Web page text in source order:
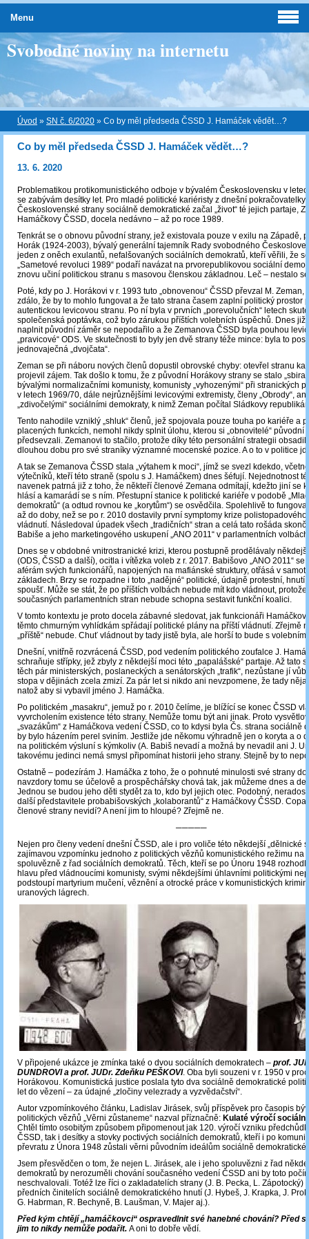
Svobodné noviny na internetu
Úvod » SN č. 6/2020 » Co by měl předseda ČSSD J. Hamáček vědět…?
Co by měl předseda ČSSD J. Hamáček vědět…?
13. 6. 2020
Problematikou protikomunistického odboje v bývalém Československu v
se zabývám desítky let. Pro mladé politické kariéristy z dnešní pokračovatelky
Československé strany sociálně demokratické začal „život“ té jejich partaje,
Hamáčkovy ČSSD, docela nedávno – až po roce 1989.
Tenkrát se o obnovu původní strany, jež existovala pouze v exilu na Západě,
Horák (1924-2003), bývalý generální tajemník Rady svobodného
jeden z oněch exulantů, nefalšovaných sociálních demokratů, kteří věřili, že
„Sametové revoluci 1989“ podaří navázat na prvorepublikovou sociální
znovu učiní politickou stranu s masovou členskou základnou. Leč – nestalo
Poté, kdy po J. Horákovi v r. 1993 tuto „obnovenou“ ČSSD převzal M. Zeman,
zdálo, že by to mohlo fungovat a že tato strana časem zaplní politický prostor
autentickou levicovou stranu. Po ní byla v prvních „porevolučních“ letech
společenská poptávka, což bylo zárukou příštích volebních úspěchů. Dnes již
naplnit původní záměr se nepodařilo a že Zemanova ČSSD byla pouhou
„pravicové“ ODS. Ve skutečnosti to byly jen dvě strany téže mince: byla to
jednovaječná „dvojčata“.
Zeman se při náboru nových členů dopustil obrovské chyby: otevřel stranu
projevil zájem. Tak došlo k tomu, že z původní Horákovy strany se stalo
bývalými normalizačními komunisty, komunisty „vyhozenými“ při stranických
v letech 1969/70, dále nejrůznějšími levicovými extremisty, členy „Obrody“,
„zdivočelými“ sociálními demokraty, k nimž Zeman počítal Sládkovy
Tento nahodile vzniklý „shluk“ členů, jež spojovala pouze touha po kariéře a
placených funkcích, nemohl nikdy splnit úlohu, kterou si „obnovitelé“ původní
předsevzali. Zemanovi to stačilo, protože díky této personální strategii obsadil
dlouhou dobu pro své straníky významné mocenské pozice. A o to v politice
A tak se Zemanova ČSSD stala „výtahem k moci“, jímž se svezl kdekdo,
výtečníků, kteří této straně (spolu s J. Hamáčkem) dnes šéfují. Nejednotnost
navenek patrná již z toho, že někteří členové Zemana odmítají, kdežto jiní se
hlásí a kamarádí se s ním. Přestupní stanice k politické kariéře v podobě
demokratů“ (a odtud rovnou ke „korytům“) se osvědčila. Spolehlivě to
až do doby, než se po r. 2010 dostavily první symptomy krize polistopadového
vládnutí. Následoval úpadek všech „tradičních“ stran a celá tato rošáda
Babiše a jeho marketingového uskupení „ANO 2011“ v parlamentních
Dnes se v obdobné vnitrostranické krizi, kterou postupně prodělávaly
(ODS, ČSSD a další), ocitla i vítězka voleb z r. 2017. Babišovo „ANO 2011“ se
aférám svých funkcionářů, napojených na mafiánské struktury, otřásá v
základech. Brzy se rozpadne i toto „nadějné“ politické, údajně protestní,
spoušť. Může se stát, že po příštích volbách nebude mít kdo vládnout,
současných parlamentních stran nebude schopna sestavit funkční koalici.
V tomto kontextu je proto docela zábavné sledovat, jak funkcionáři
těmto chmurným vyhlídkám spřádají politické plány na příští vládnutí. Zřejmě
„příště“ nebude. Chuť vládnout by tady jistě byla, ale horší to bude s
Dnešní, vnitřně rozvrácená ČSSD, pod vedením politického zoufalce J.
schraňuje střípky, jež zbyly z někdejší moci této „papalášské“ partaje. Až tato
těch pár ministerských, poslaneckých a senátorských „trafik“, nezůstane jí
stopa v dějinách zcela zmizí. Za pár let si nikdo ani nevzpomene, že tady
natož aby si vybavil jméno J. Hamáčka.
Po politickém „masakru“, jemuž po r. 2010 čelíme, je blížící se konec ČSSD
vyvrcholením existence této strany. Nemůže tomu být ani jinak. Proto
„svazákům“ z Hamáčkova vedení ČSSD, co to kdysi byla Čs. strana sociálně
by bylo házením perel sviním. Jestliže jde někomu výhradně jen o koryta a o
na politickém výsluní s kýmkoliv (A. Babiš nevadí a možná by nevadil ani J.
takovému jedinci nemá smysl připomínat historii jeho strany. Stejně by to
Ostatně – podezírám J. Hamáčka z toho, že o pohnuté minulosti své strany
navzdory tomu se účelově a prospěchářsky chová tak, jak můžeme dnes a
Jednou se budou jeho děti stydět za to, kdo byl jejich otec. Podobný,
další představitele probabišovských „kolaborantů“ z Hamáčkovy ČSSD.
členové strany nevidí? A není jim to hloupé? Zřejmě ne.
─────
Nejen pro členy vedení dnešní ČSSD, ale i pro voliče této někdejší „dělnické
zajímavou vzpomínku jednoho z politických vězňů komunistického režimu na
spoluvězně z řad sociálních demokratů. Těch, kteří se po Únoru 1948
hlavu před vládnoucími komunisty, svými někdejšími úhlavními politickými
podstoupí martyrium mučení, věznění a otrocké práce v komunistických
uranových lágrech.
V připojené ukázce je zmínka také o dvou sociálních demokratech ‒ prof.
DUNDROVI a prof. JUDr. Zdeňku PEŠKOVI. Oba byli souzeni v r. 1950 v
Horákovou. Komunistická justice poslala tyto dva sociálně demokratické
let do vězení – za údajné „zločiny velezrady a vyzvědačství“.
Autor vzpomínkového článku, Ladislav Jirásek, svůj příspěvek pro časopis
politických vězňů „Věrni zůstaneme“ nazval příznačně: Kulaté výročí
Chtěl tímto osobitým způsobem připomenout jak 120. výročí vzniku
ČSSD, tak i desítky a stovky poctivých sociálních demokratů, kteří i po
převratu z Února 1948 zůstali věrni původním ideálům sociálně
Jsem přesvědčen o tom, že nejen L. Jirásek, ale i jeho spoluvězni z řad
demokratů by nerozuměli chování současného vedení ČSSD ani by toto
neschvalovali. Totéž lze říci o zakladatelích strany (J. B. Pecka, L. Zápotocký)
předních činitelích sociálně demokratického hnutí (J. Hybeš, J. Krapka, J.
G. Habrman, R. Bechyně, B. Laušman, V. Majer aj.).
Před kým chtějí „hamáčkovci“ ospravedlnit své hanebné chování? Před
jim to nikdy nemůže podařit. A oni to dobře vědí.
Menu